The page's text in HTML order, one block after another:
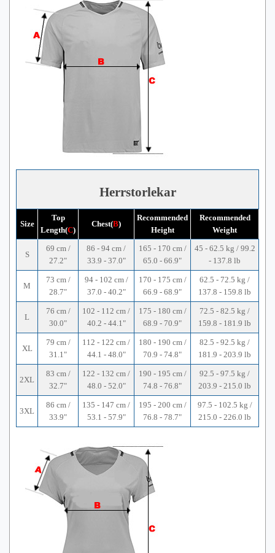
Herrstorlekar
Size
Top
Length(C)
Chest(B)
Recommended
Height
Recommended
Weight
S
69 cm /
27.2"
86 - 94 cm /
33.9 - 37.0"
165 - 170 cm /
65.0 - 66.9"
45 - 62.5 kg / 99.2
- 137.8 lb
M
73 cm /
28.7"
94 - 102 cm /
37.0 - 40.2"
170 - 175 cm /
66.9 - 68.9"
62.5 - 72.5 kg /
137.8 - 159.8 lb
L
76 cm /
30.0"
102 - 112 cm /
40.2 - 44.1"
175 - 180 cm /
68.9 - 70.9"
72.5 - 82.5 kg /
159.8 - 181.9 lb
XL
79 cm /
31.1"
112 - 122 cm /
44.1 - 48.0"
180 - 190 cm /
70.9 - 74.8"
82.5 - 92.5 kg /
181.9 - 203.9 lb
2XL
83 cm /
32.7"
122 - 132 cm /
48.0 - 52.0"
190 - 195 cm /
74.8 - 76.8"
92.5 - 97.5 kg /
203.9 - 215.0 lb
3XL
86 cm /
33.9"
135 - 147 cm /
53.1 - 57.9"
195 - 200 cm /
76.8 - 78.7"
97.5 - 102.5 kg /
215.0 - 226.0 lb